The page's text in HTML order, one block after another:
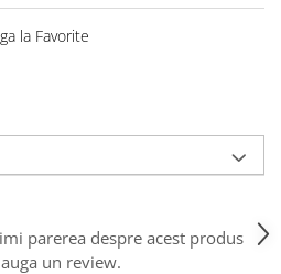
la Favorite
parerea despre acest produs
un review.